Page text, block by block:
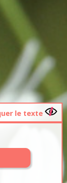
le texte